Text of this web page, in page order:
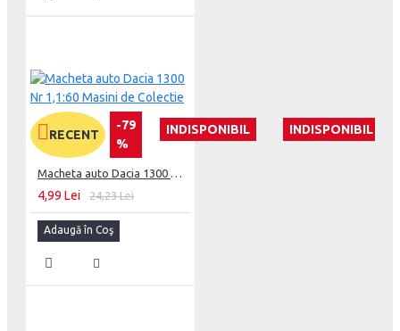
RECENT
-79
%
INDISPONIBIL INDISPONIBIL
4,99 Lei 24,23 Lei
Adaugă în Coş